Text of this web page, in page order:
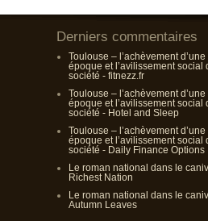
Derniers commentaires
Toulouse – l’achèvement d’une
époque et l’avilissement social
société - fitnezz.fr
Toulouse – l’achèvement d’une
époque et l’avilissement social
société - Hotel and Sleep
Toulouse – l’achèvement d’une
époque et l’avilissement social
société - Daily Finance Options
Le roman national dans le
Richest Nation
Le roman national dans le
Autumn Leaves